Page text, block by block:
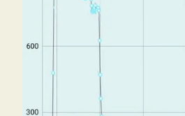
CanAirIO
ambientes:
bici,